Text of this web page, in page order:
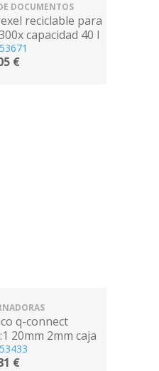
DOCUMENTOS
reciclable para
capacidad 40 l
400x295x315 mm
€
q-connect
20mm 2mm caja
€